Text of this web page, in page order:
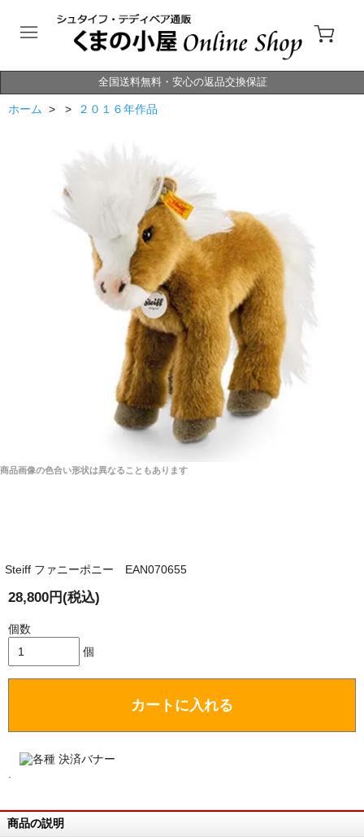
全国送料無料・安心の返品交換保証
ホーム > > ２０１６年作品
商品画像の色合い形状は異なることもあります
Steiff ファニーポニー EAN070655
28,800円(税込)
個数
個
カートに入れる
商品の説明